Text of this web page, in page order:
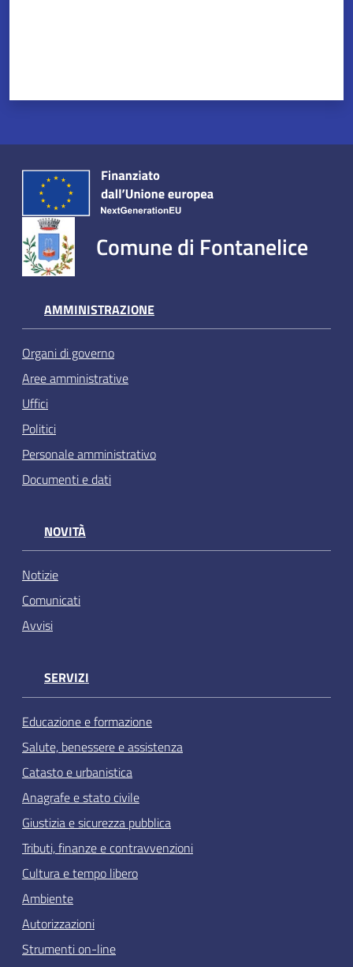
Comune di Fontanelice
AMMINISTRAZIONE
Organi di governo
Aree amministrative
Uffici
Politici
Personale amministrativo
Documenti e dati
NOVITÀ
Notizie
Comunicati
Avvisi
SERVIZI
Educazione e formazione
Salute, benessere e assistenza
Catasto e urbanistica
Anagrafe e stato civile
Giustizia e sicurezza pubblica
Tributi, finanze e contravvenzioni
Cultura e tempo libero
Ambiente
Autorizzazioni
Strumenti on-line